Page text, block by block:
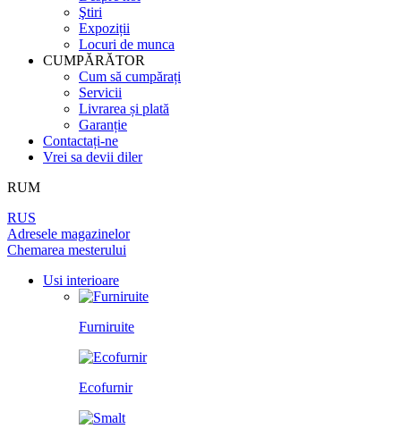
LICHIDARE DE STOC
TOATE USILE
ÎNCHUETORI
LIMITATOARE
MINERE PENTRU UȘI
SISTEM DE GLISARE
Ştiri
Expoziții
Locuri de munca
CUMPĂRĂTOR
Cum să cumpărați
Servicii
Livrarea și plată
Garanție
Contactați-ne
Vrei sa devii diler
RUM
RUS
Adresele magazinelor
Chemarea mesterului
Usi interioare
Furniruite
Ecofurnir